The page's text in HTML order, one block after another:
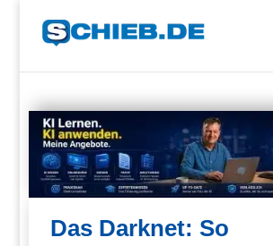
Das Darknet: So